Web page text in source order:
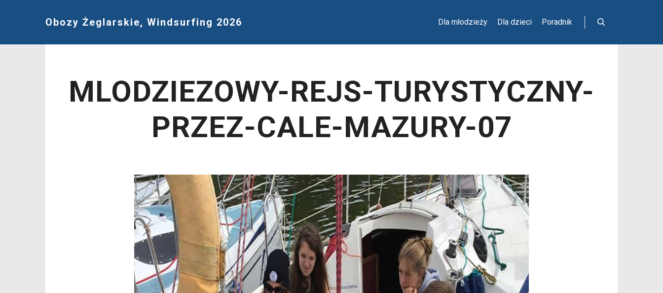
Obozy Żeglarskie, Windsurfing 2026 Dla młodzieży Dla dzieci Poradnik
MLODZIEZOWY-REJS-TURYSTYCZNY-
PRZEZ-CALE-MAZURY-07